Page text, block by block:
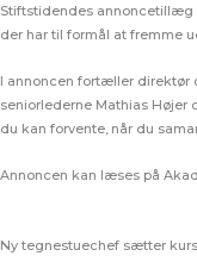
Stiftstidendes annoncetillæg
der har til formål at fremme
I annoncen fortæller direktør
seniorlederne Mathias Højer
du kan forvente, når du
Annoncen kan læses på
Ny tegnestuechef sætter